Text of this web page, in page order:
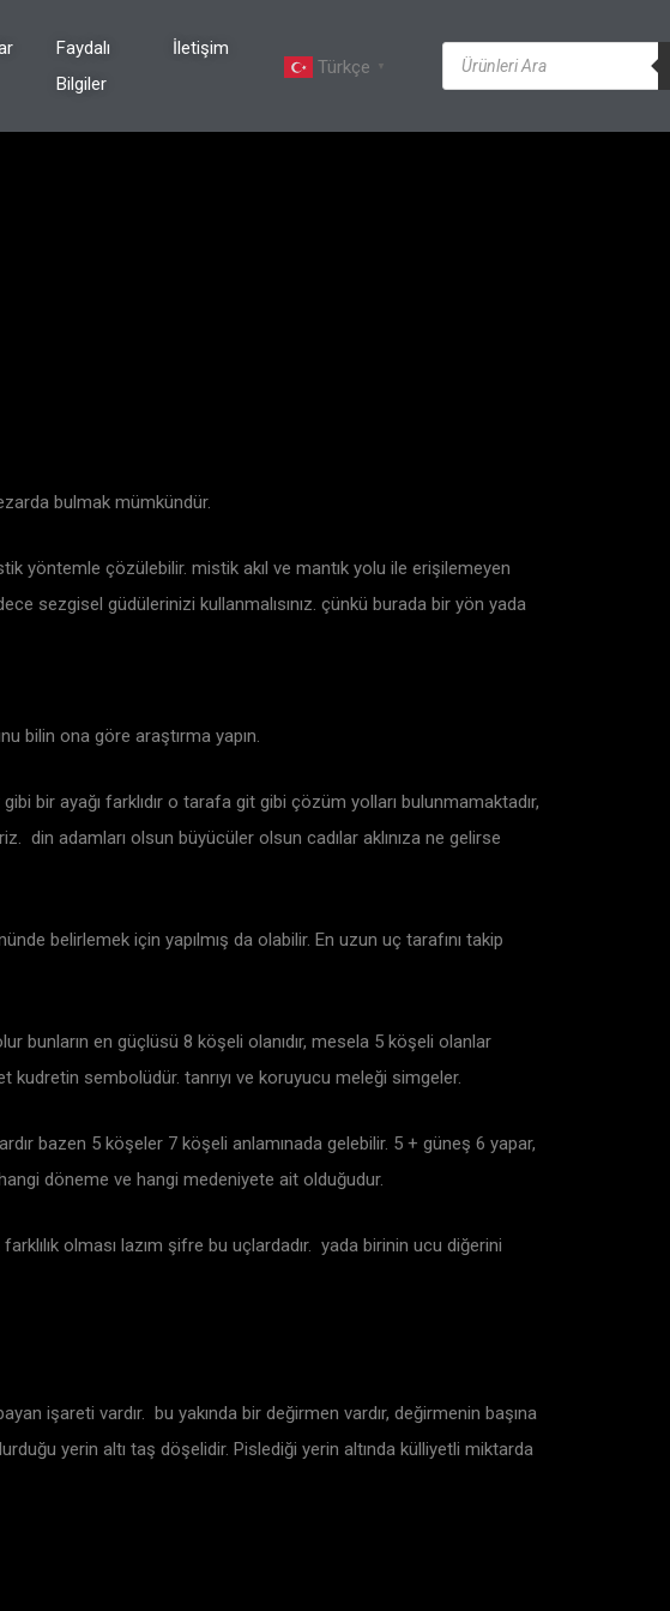
Faydalı
Bilgiler
İletişim
Türkçe
▼
bulmak mümkündür.
yöntemle çözülebilir. mistik akıl ve mantık yolu ile erişilemeyen
sezgisel güdülerinizi kullanmalısınız. çünkü burada bir yön yada
bilin ona göre araştırma yapın.
bir ayağı farklıdır o tarafa git gibi çözüm yolları bulunmamaktadır,
din adamları olsun büyücüler olsun cadılar aklınıza ne gelirse
belirlemek için yapılmış da olabilir. En uzun uç tarafını takip
bunların en güçlüsü 8 köşeli olanıdır, mesela 5 köşeli olanlar
kudretin sembolüdür. tanrıyı ve koruyucu meleği simgeler.
bazen 5 köşeler 7 köşeli anlamınada gelebilir. 5 + güneş 6 yapar,
döneme ve hangi medeniyete ait olduğudur.
olması lazım şifre bu uçlardadır. yada birinin ucu diğerini
işareti vardır. bu yakında bir değirmen vardır, değirmenin başına
yerin altı taş döşelidir. Pislediği yerin altında külliyetli miktarda